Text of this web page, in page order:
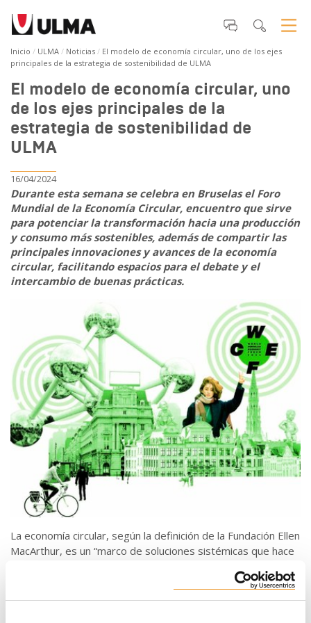
Inicio ULMA Noticias
El modelo de economía circular, uno de los ejes
principales de la estrategia de sostenibilidad de ULMA
El modelo de economía circular, uno
de los ejes principales de la
estrategia de sostenibilidad de
ULMA
16/04/2024
Durante esta semana se celebra en Bruselas el Foro
Mundial de la Economía Circular, encuentro que sirve
para potenciar la transformación hacia una producción
y consumo más sostenibles, además de compartir las
principales innovaciones y avances de la economía
circular, facilitando espacios para el debate y el
intercambio de buenas prácticas.
La economía circular, según la definición de la Fundación Ellen
MacArthur, es un “marco de soluciones sistémicas que hace
pérdida de biodiversidad, los residuos y la contaminación”.